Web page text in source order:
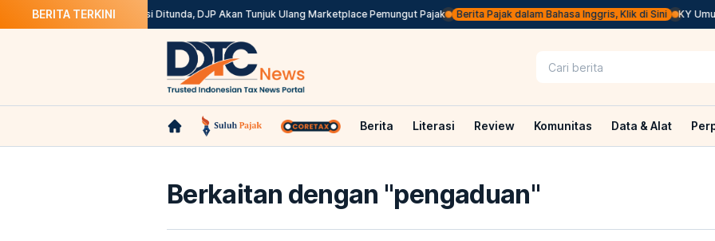
BERITA TERKINI
Agents Implementasi Ditunda, DJP Akan Tunjuk Ulang Marketplace Pemungut Pajak Berita Pajak dalam Bahasa Inggris, Klik di Sini KY
Berita Literasi Review Komunitas Data & Alat
Berkaitan dengan "pengaduan"